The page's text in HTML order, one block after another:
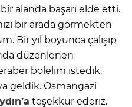
alanda başarı elde etti.
bir arada görmekten
Bir yıl boyunca çalışıp
düzenlenen
bölelim istedik.
geldik. Osmangazi
teşekkür ederiz.